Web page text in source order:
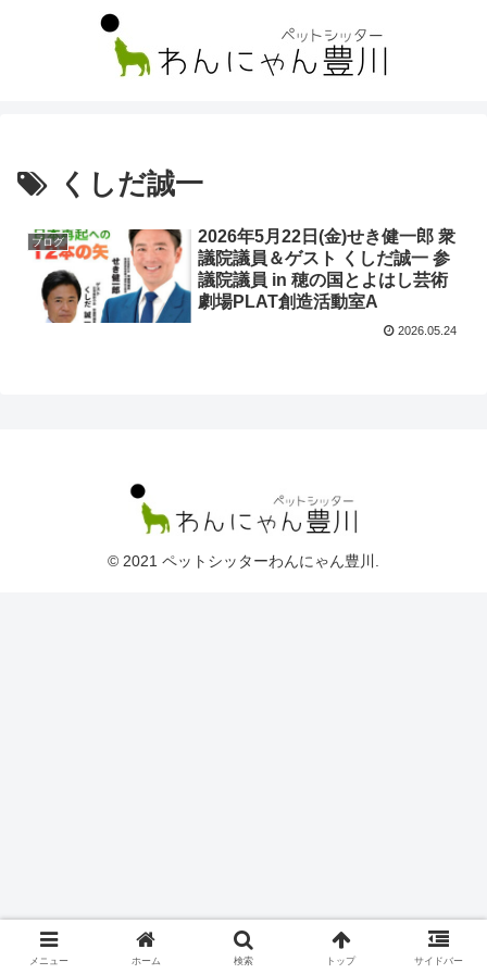
くしだ誠一
ブログ
2026年5月22日(金)せき健一郎 衆
議院議員＆ゲスト くしだ誠一 参
議院議員 in 穂の国とよはし芸術
劇場PLAT創造活動室A
2026.05.24
© 2021 ペットシッターわんにゃん豊川.
メニュー ホーム 検索 トップ サイドバー